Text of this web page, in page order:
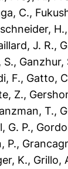
C.,
H.,
J. R.,
S., Ganzhur,
F., Gatto,
Z.,
T.,
G. P.,
P.,
K., Grillo,